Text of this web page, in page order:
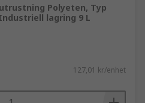
att förhindra att
vagnar för
och snabb transport
vatten samt
för spillbegränsning.
Polyeten, Typ
lagring 9 L
127,01 kr/enhet